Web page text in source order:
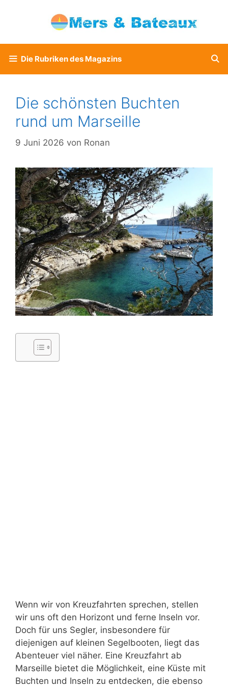
Die Rubriken des Magazins
Die schönsten Buchten
rund um Marseille
9 Juni 2026 von Ronan
Wenn wir von Kreuzfahrten sprechen, stellen
wir uns oft den Horizont und ferne Inseln vor.
Doch für uns Segler, insbesondere für
diejenigen auf kleinen Segelbooten, liegt das
Abenteuer viel näher. Eine Kreuzfahrt ab
Marseille bietet die Möglichkeit, eine Küste mit
Buchten und Inseln zu entdecken, die ebenso